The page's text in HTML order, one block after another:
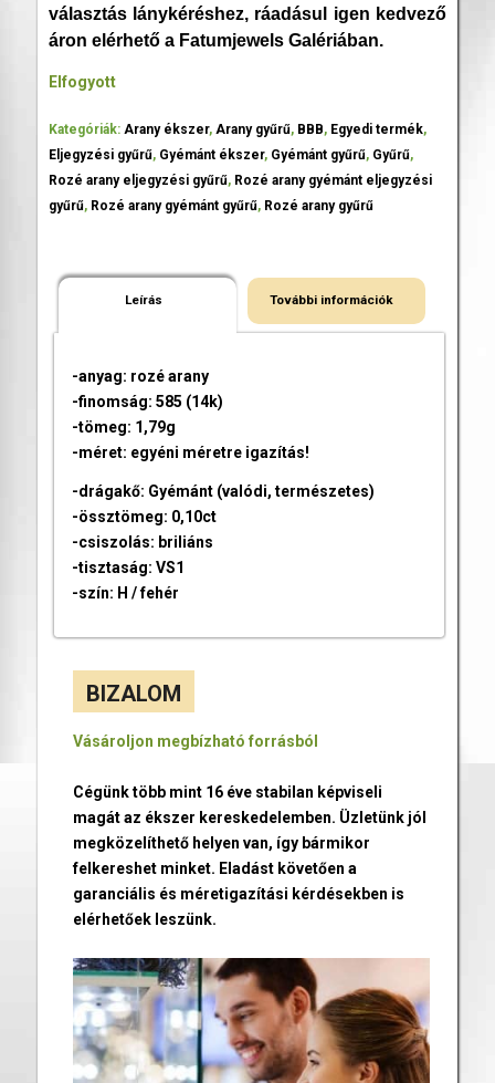
választás lánykéréshez, ráadásul igen kedvező
áron elérhető a Fatumjewels Galériában.
Elfogyott
Kategóriák: Arany ékszer, Arany gyűrű, BBB, Egyedi termék,
Eljegyzési gyűrű, Gyémánt ékszer, Gyémánt gyűrű, Gyűrű,
Rozé arany eljegyzési gyűrű, Rozé arany gyémánt eljegyzési
gyűrű, Rozé arany gyémánt gyűrű, Rozé arany gyűrű
Leírás További információk
-anyag: rozé arany
-finomság: 585 (14k)
-tömeg: 1,79g
-méret: egyéni méretre igazítás!
-drágakő: Gyémánt (valódi, természetes)
-össztömeg: 0,10ct
-csiszolás: briliáns
-tisztaság: VS1
-szín: H / fehér
BIZALOM
Vásároljon megbízható forrásból
Cégünk több mint 16 éve stabilan képviseli
magát az ékszer kereskedelemben. Üzletünk jól
megközelíthető helyen van, így bármikor
felkereshet minket. Eladást követően a
garanciális és méretigazítási kérdésekben is
elérhetőek leszünk.